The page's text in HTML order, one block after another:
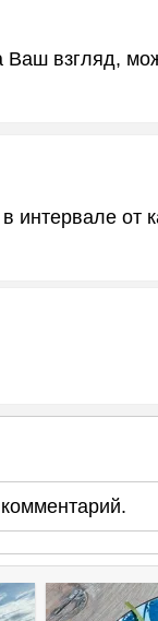
взгляд,
интервале от